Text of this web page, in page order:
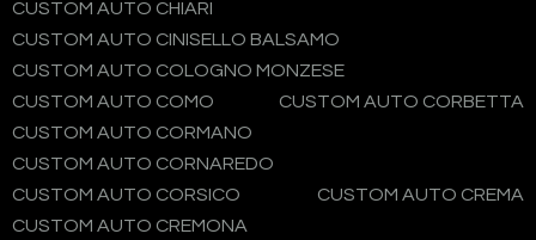
CUSTOM AUTO CHIARI
CUSTOM AUTO CINISELLO BALSAMO
CUSTOM AUTO COLOGNO MONZESE
CUSTOM AUTO COMO
CUSTOM AUTO CORBETTA
CUSTOM AUTO CORMANO
CUSTOM AUTO CORNAREDO
CUSTOM AUTO CORSICO
CUSTOM AUTO CREMA
CUSTOM AUTO CREMONA